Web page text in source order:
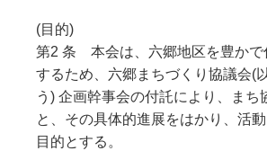
(目的)
第2 条 本会は、六郷地区を豊かで
するため、六郷まちづくり協議会(
う) 企画幹事会の付託により、まち
と、その具体的進展をはかり、活
目的とする。